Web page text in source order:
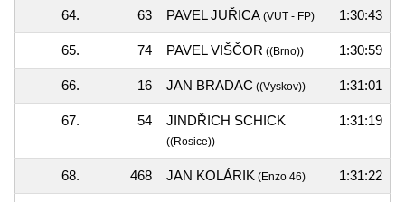
64. 63 PAVEL JUŘICA (VUT - FP) 1:30:43
65. 74 PAVEL VIŠČOR ((Brno)) 1:30:59
66. 16 JAN BRADAC ((Vyskov)) 1:31:01
67. 54 JINDŘICH SCHICK
((Rosice))
1:31:19
68. 468 JAN KOLÁRIK (Enzo 46) 1:31:22